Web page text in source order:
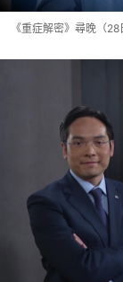
《重症解密》尋晚（